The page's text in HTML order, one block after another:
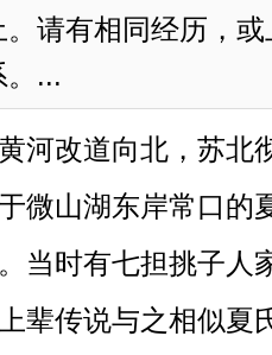
请有相同经历，
。...
河改道向北，苏北
微山湖东岸常口的
当时有七担挑子人
辈传说与之相似夏